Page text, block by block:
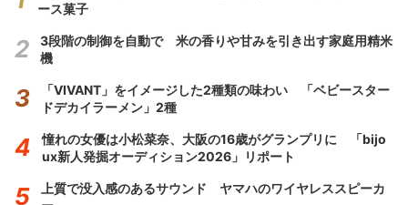
ース菓子
3段階の制御を自動で 米の香りや甘みを引き出す家庭用精米
機
「VIVANT」をイメージした2種類の味わい 「ベビースター
ドデカイラーメン」2種
憧れの女優は小松菜奈、大阪の16歳がグランプリに 「bijo
ux新人発掘オーディション2026」リポート
上質で没入感のあるサウンド ヤマハのワイヤレススピーカ